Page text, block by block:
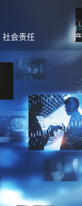
企业文化 海星荣誉
社会责任
绿色生产 安全生产
技术优势信息披